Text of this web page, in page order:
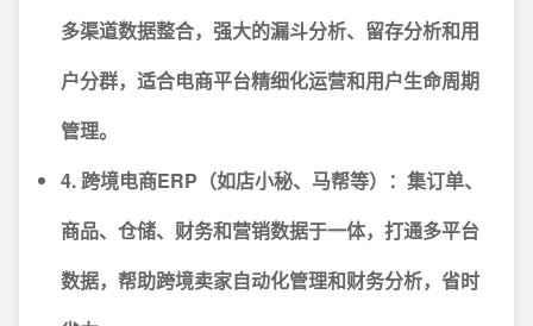
多渠道数据整合，强大的漏斗分析、留存分析和用
户分群，适合电商平台精细化运营和用户生命周期
管理。
4. 跨境电商ERP（如店小秘、马帮等） ：集订单、
商品、仓储、财务和营销数据于一体，打通多平台
数据，帮助跨境卖家自动化管理和财务分析，省时